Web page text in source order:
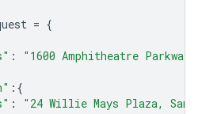
= {
:
"1600 Amphitheatre
: {
:
"24 Willie Mays Plaza, San